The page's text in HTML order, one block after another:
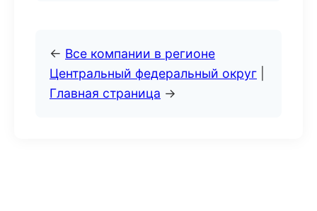
← Все компании в регионе
Центральный федеральный округ
Главная страница →